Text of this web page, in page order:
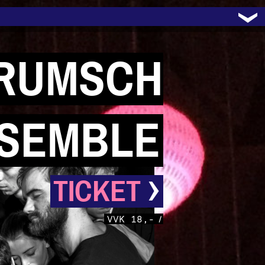
TICKET ›
VVK 18,- /